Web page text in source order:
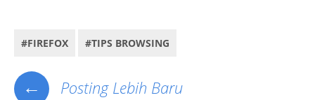
#FIREFOX #TIPS BROWSING
←
Posting Lebih Baru